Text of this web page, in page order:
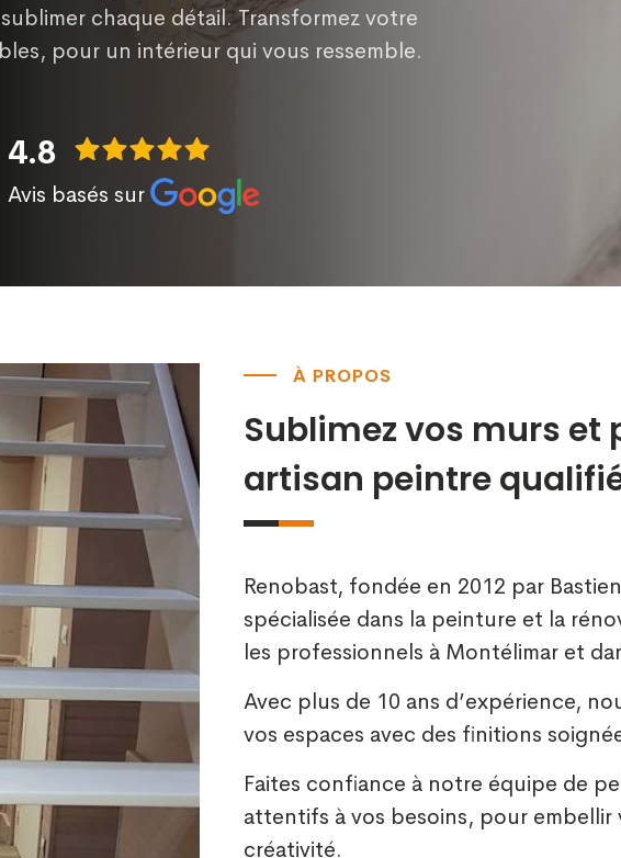
chaque détail. Transformez votre
pour un intérieur qui vous ressemble.
4.8
Avis basés sur
À PROPOS
Sublimez vos murs et
artisan peintre
Renobast, fondée en 2012 par
spécialisée dans la peinture et la
les professionnels à Montélimar et
Avec plus de 10 ans d’expérience,
vos espaces avec des finitions
Faites confiance à notre équipe de
attentifs à vos besoins, pour
créativité.